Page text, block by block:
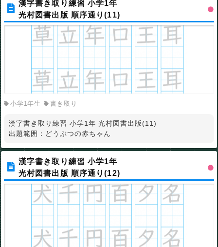
漢字書き取り練習 小学1年
光村図書出版 順序通り(11)
小学1年生 書き取り
漢字書き取り練習 小学1年 光村図書出版(11)
出題範囲：どうぶつの赤ちゃん
漢字書き取り練習 小学1年
光村図書出版 順序通り(12)